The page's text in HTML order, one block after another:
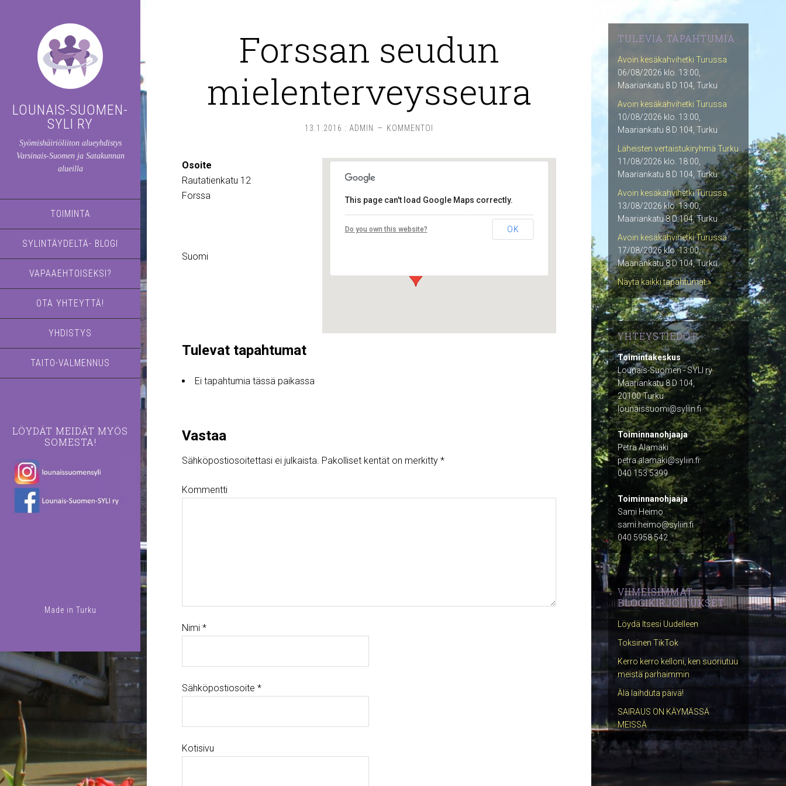
LOUNAIS-SUOMEN-
SYLI RY
Syömishäiriöliiton alueyhdistys
Varsinais-Suomen ja Satakunnan
alueilla
TOIMINTA
SYLINTÄYDELTÄ- BLOGI
VAPAAEHTOISEKSI?
OTA YHTEYTTÄ!
YHDISTYS
TAITO-VALMENNUS
LÖYDÄT MEIDÄT MYÖS
SOMESTA!
Made in Turku
Forssan seudun
mielenterveysseura
13.1.2016 : ADMIN KOMMENTOI
Forssan seudun mielenterveysseura
Rautatienkatu 12 - Forssa
This page can't load Google Maps correctly.
Do you own this website? OK
Osoite
Rautatienkatu 12
Forssa
Suomi
Tulevat tapahtumat
Ei tapahtumia tässä paikassa
Vastaa
Sähköpostiosoitettasi ei julkaista. Pakolliset kentät on merkitty *
Kommentti
Nimi *
Sähköpostiosoite *
Kotisivu
TULEVIA TAPAHTUMIA
Avoin kesäkahvihetki Turussa
06/08/2026 klo. 13:00,
Maariankatu 8 D 104, Turku
Avoin kesäkahvihetki Turussa
10/08/2026 klo. 13:00,
Maariankatu 8 D 104, Turku
Läheisten vertaistukiryhmä Turku
11/08/2026 klo. 18:00,
Maariankatu 8 D 104, Turku
Avoin kesäkahvihetki Turussa
13/08/2026 klo. 13:00,
Maariankatu 8 D 104, Turku
Avoin kesäkahvihetki Turussa
17/08/2026 klo. 13:00,
Maariankatu 8 D 104, Turku
Näytä kaikki tapahtumat »
YHTEYSTIEDOT
Toimintakeskus
Lounais-Suomen - SYLI ry
Maariankatu 8 D 104,
20100 Turku
lounaissuomi@syliin.fi
Toiminnanohjaaja
Petra Alamäki
petra.alamaki@syliin.fi
040 153 5399
Toiminnanohjaaja
Sami Heimo
sami.heimo@syliin.fi
040 5958 542
VIIMEISIMMÄT
BLOGIKIRJOITUKSET
Löydä Itsesi Uudelleen
Toksinen TikTok
Kerro kerro kelloni, ken suoriutuu
meistä parhaimmin
Älä laihduta päivä!
SAIRAUS ON KÄYMÄSSÄ
MEISSÄ